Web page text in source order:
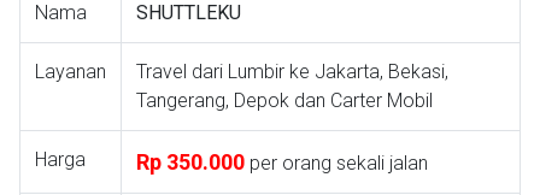
Nama SHUTTLEKU
Layanan
Travel dari Lumbir ke Jakarta, Bekasi,
Tangerang, Depok dan Carter Mobil
Harga Rp 350.000 per orang sekali jalan